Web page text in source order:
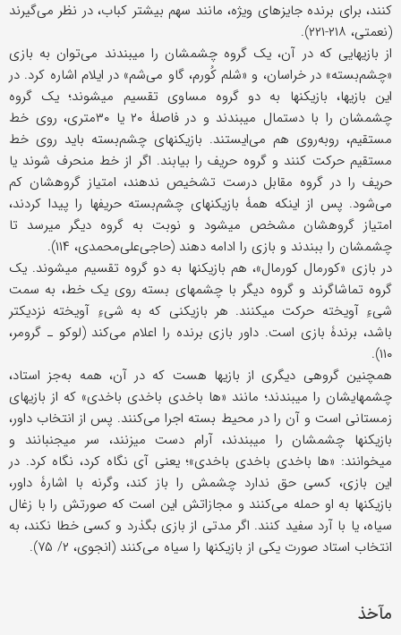
کنند، برای برنده جایزه‎‎ای ویژه، مانند سهم بیشتر کباب، در نظر می‌گیرند
(نعمتی، ۲۱۸-۲۲۱).
از بازیهایی که در آن، یک گروه چشمشان را می‎بندند می‌توان به بازی
«چشم‌بسته» در خراسان، و «شلم کُورم، گاو می‌شم» در ایلام اشاره کرد. در
این بازیها، بازیکنها به دو گروه مساوی تقسیم می‎شوند؛ یک گروه
چشمشان را با دستمال می‎بندند و در فاصلۀ ۲۰ یا ۳۰متری، روی خط
مستقیم، روبه‌روی هم می‌ایستند. بازیکنهای چشم‌بسته باید روی خط
مستقیم حرکت کنند و گروه حریف را بیابند. اگر از خط منحرف شوند یا
حریف را در گروه مقابل درست تشخیص ندهند، امتیاز گروهشان کم
می‌شود. پس از اینکه همۀ بازیکنهای چشم‌بسته حریفها را پیدا کردند،
امتیاز گروهشان مشخص می‎شود و نوبت به گروه دیگر می‎رسد تا
چشمشان را ببندند و بازی را ادامه دهند (حاجی‌علی‌محمدی، ۱۱۴).
در بازی «کورمال کورمال»، هم بازیکنها به دو گروه تقسیم می‎شوند. یک
گروه تماشاگرند و گروه دیگر با چشمهای بسته روی یک خط، به سمت
شیءِ آویخته حرکت می‎کنند. هر بازیکنی که به شیءِ آویخته نزدیک‎تر
باشد، برندۀ بازی است. داور بازی برنده را اعلام می‌کند (لوکو ـ گرومر،
۱۱۰).
همچنین گروهی دیگری از بازیها هست که در آن، همه به‌جز استاد،
چشمهایشان را می‎بندند؛ مانند «ها باخدی باخدی باخدی» که از بازیهای
زمستانی است و آن را در محیط بسته اجرا می‌کنند. پس از انتخاب داور،
بازیکنها چشمشان را می‎بندند، آرام دست می‎زنند، سر می‎‎جنبانند و
می‎خوانند: «ها باخدی باخدی باخدی»؛ یعنی آی نگاه کرد، نگاه کرد. در
این بازی، کسی حق ندارد چشمش را باز کند، وگرنه با اشارۀ داور،
بازیکنها به او حمله می‌کنند و مجازاتش این است که صورتش را با زغال
سیاه، یا با آرد سفید کنند. اگر مدتی از بازی بگذرد و کسی خطا نکند، به
انتخاب استاد صورت یکی از بازیکنها را سیاه می‌کنند (انجوی، ۲/ ۷۵).
مآخذ